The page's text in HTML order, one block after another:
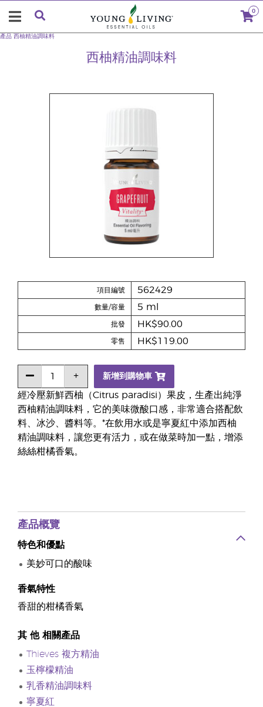
0
西柚精油調味料
產品 西柚精油調味料
經冷壓新鮮西柚（Citrus paradisi）果皮，生產出純淨
西柚精油調味料，它的美味微酸口感，非常適合搭配飲
料、冰沙、醬料等。*在飲用水或是寧夏紅中添加西柚
精油調味料，讓您更有活力，或在做菜時加一點，增添
絲絲柑橘香氣。
項目編號 562429
數量/容量 5 ml
批發 HK$90.00
零售 HK$119.00
新增到購物車
產品概覽
特色和優點
美妙可口的酸味
香氣特性
香甜的柑橘香氣
其 他 相關產品
Thieves 複方精油
玉檸檬精油
乳香精油調味料
寧夏紅